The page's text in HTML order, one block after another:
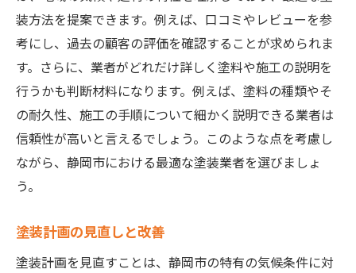
装方法を提案できます。例えば、口コミやレビューを参
考にし、過去の顧客の評価を確認することが求められま
す。さらに、業者がどれだけ詳しく塗料や施工の説明を
行うかも判断材料になります。例えば、塗料の種類やそ
の耐久性、施工の手順について細かく説明できる業者は
信頼性が高いと言えるでしょう。このような点を考慮し
ながら、静岡市における最適な塗装業者を選びましょ
う。
塗装計画の見直しと改善
塗装計画を見直すことは、静岡市の特有の気候条件に対